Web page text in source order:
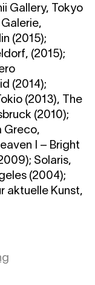
Gallery, Tokyo
(2015);
(2015);
(2014);
(2013), The
(2010);
Greco,
I – Bright
Solaris,
(2004);
aktuelle Kunst,